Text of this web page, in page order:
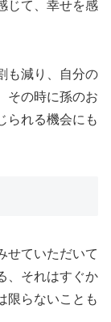
じて、幸せを感
も減り、自分の
その時に孫のお
られる機会にも
せていただいて
、それはすぐか
限らないことも